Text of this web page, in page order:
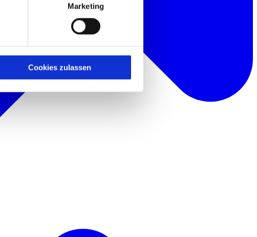
willigen Sie zugleich gem. Art.
Cookies entstehenden
Marketing
Cookies zulassen